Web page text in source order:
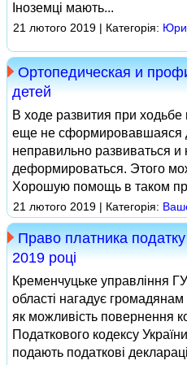
Іноземці мають...
21 лютого 2019 | Категорія:
Ортопедическая и
детей
В ходе развития при
еще не сформировавшаяся
неправильно развиваться и
деформироваться. Этого
Хорошую помощь в таком
21 лютого 2019 | Категорія:
Право платника
2019 році
Кременчуцьке управління
області нагадує
як можливість повернення
Податкового кодексу
подають податкові